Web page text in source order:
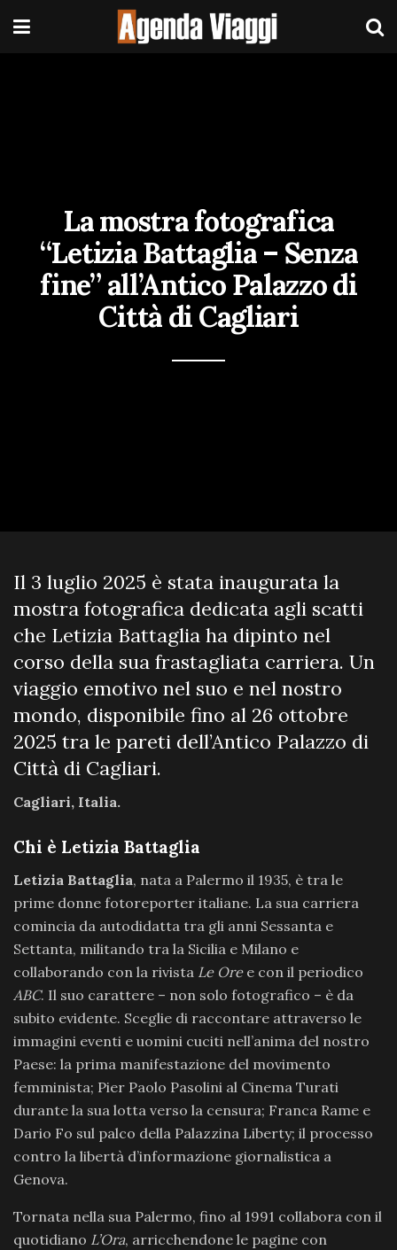
La mostra fotografica
“Letizia Battaglia – Senza
fine” all’Antico Palazzo di
Città di Cagliari
Il 3 luglio 2025 è stata inaugurata la
mostra fotografica dedicata agli scatti
che Letizia Battaglia ha dipinto nel
corso della sua frastagliata carriera. Un
viaggio emotivo nel suo e nel nostro
mondo, disponibile fino al 26 ottobre
2025 tra le pareti dell’Antico Palazzo di
Città di Cagliari.
Cagliari, Italia.
Chi è Letizia Battaglia
Letizia Battaglia, nata a Palermo il 1935, è tra le
prime donne fotoreporter italiane. La sua carriera
comincia da autodidatta tra gli anni Sessanta e
Settanta, militando tra la Sicilia e Milano e
collaborando con la rivista Le Oree con il periodico
ABC. Il suo carattere – non solo fotografico – è da
subito evidente. Sceglie di raccontare attraverso le
immagini eventi e uomini cuciti nell’anima del nostro
Paese: la prima manifestazione del movimento
femminista; Pier Paolo Pasolini al Cinema Turati
durante la sua lotta verso la censura; Franca Rame e
Dario Fo sul palco della Palazzina Liberty; il processo
contro la libertà d’informazione giornalistica a
Genova.
Tornata nella sua Palermo, fino al 1991 collabora con il
quotidiano L’Ora, arricchendone le pagine con